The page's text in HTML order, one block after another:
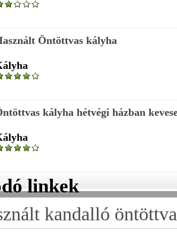
Öntöttvas kályha
kályha hétvégi házban
linkek
kandalló